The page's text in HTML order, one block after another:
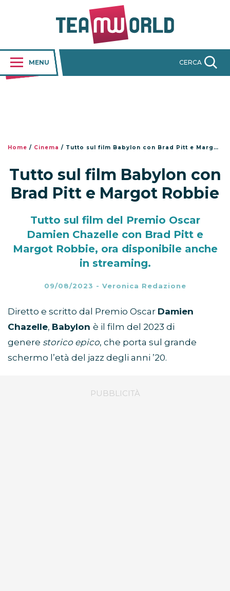
MENU CERCA
Home / Cinema / Tutto sul film Babylon con Brad Pitt e Margot Robbie
Tutto sul film Babylon con
Brad Pitt e Margot Robbie
Tutto sul film del Premio Oscar
Damien Chazelle con Brad Pitt e
Margot Robbie, ora disponibile anche
in streaming.
09/08/2023 - Veronica Redazione
Diretto e scritto dal Premio Oscar Damien
Chazelle, Babylon è il film del 2023 di
genere storico epico, che porta sul grande
schermo l’età del jazz degli anni ’20.